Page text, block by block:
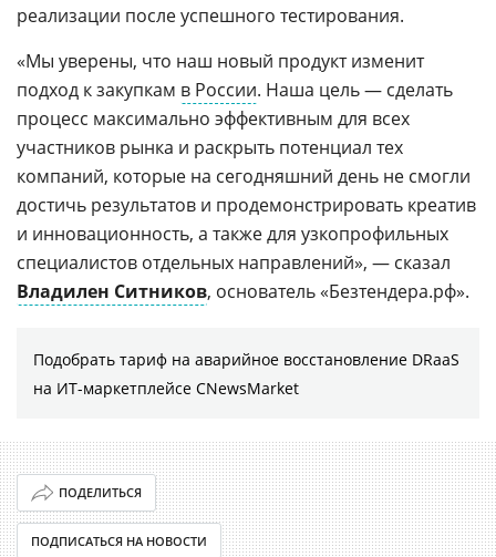
реализации после успешного тестирования.
«Мы уверены, что наш новый продукт изменит
подход к закупкам в России. Наша цель — сделать
процесс максимально эффективным для всех
участников рынка и раскрыть потенциал тех
компаний, которые на сегодняшний день не смогли
достичь результатов и продемонстрировать креатив
и инновационность, а также для узкопрофильных
специалистов отдельных направлений», — сказал
Владилен Ситников, основатель «Безтендера.рф».
Подобрать тариф на аварийное восстановление DRaaS
на ИТ-маркетплейсе CNewsMarket
ПОДЕЛИТЬСЯ
ПОДПИСАТЬСЯ НА НОВОСТИ